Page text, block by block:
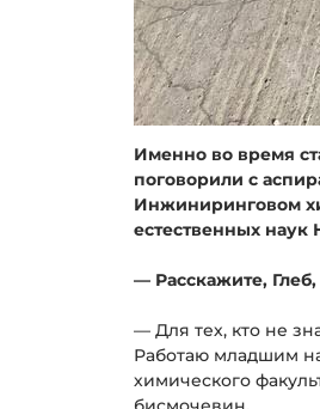
Именно во время
поговорили с
Инжиниринговом
естественных наук
— Расскажите,
— Для тех, кто не
Работаю младшим
химического